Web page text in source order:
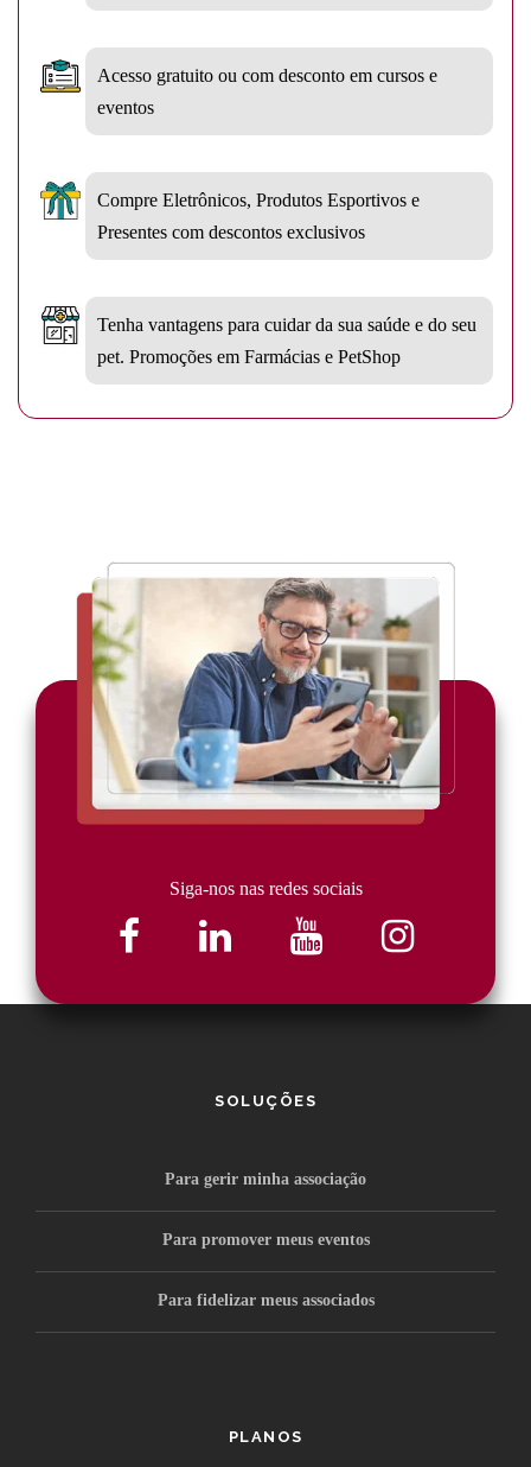
Acesso gratuito ou com desconto em cursos e
eventos
Compre Eletrônicos, Produtos Esportivos e
Presentes com descontos exclusivos
Tenha vantagens para cuidar da sua saúde e do seu
pet. Promoções em Farmácias e PetShop
Siga-nos nas redes sociais
SOLUÇÕES
Para gerir minha associação
Para promover meus eventos
Para fidelizar meus associados
PLANOS